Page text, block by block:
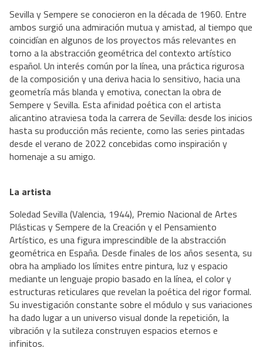
Sevilla y Sempere se conocieron en la década de 1960. Entre
ambos surgió una admiración mutua y amistad, al tiempo que
coincidían en algunos de los proyectos más relevantes en
torno a la abstracción geométrica del contexto artístico
español. Un interés común por la línea, una práctica rigurosa
de la composición y una deriva hacia lo sensitivo, hacia una
geometría más blanda y emotiva, conectan la obra de
Sempere y Sevilla. Esta afinidad poética con el artista
alicantino atraviesa toda la carrera de Sevilla: desde los inicios
hasta su producción más reciente, como las series pintadas
desde el verano de 2022 concebidas como inspiración y
homenaje a su amigo.
La artista
Soledad Sevilla (Valencia, 1944), Premio Nacional de Artes
Plásticas y Sempere de la Creación y el Pensamiento
Artístico, es una figura imprescindible de la abstracción
geométrica en España. Desde finales de los años sesenta, su
obra ha ampliado los límites entre pintura, luz y espacio
mediante un lenguaje propio basado en la línea, el color y
estructuras reticulares que revelan la poética del rigor formal.
Su investigación constante sobre el módulo y sus variaciones
ha dado lugar a un universo visual donde la repetición, la
vibración y la sutileza construyen espacios eternos e
infinitos.